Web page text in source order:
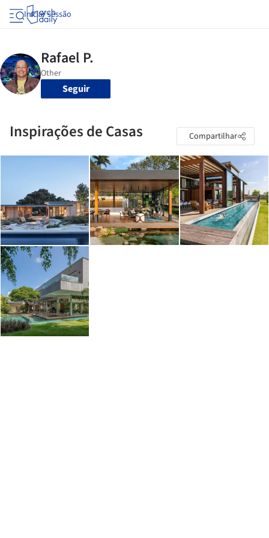
Iniciar sessão
Seguir
Inspirações de Casas Compartilhar